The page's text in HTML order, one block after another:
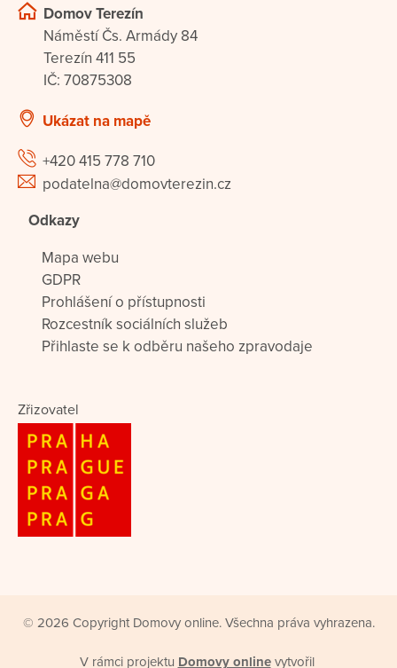
Domov Terezín
Náměstí Čs. Armády 84
Terezín 411 55
IČ: 70875308
Ukázat na mapě
+420 415 778 710
podatelna@domovterezin.cz
Odkazy
Mapa webu
GDPR
Prohlášení o přístupnosti
Rozcestník sociálních služeb
Přihlaste se k odběru našeho zpravodaje
Zřizovatel
© 2026 Copyright Domovy online. Všechna práva vyhrazena.
V rámci projektu Domovy onlinevytvořil